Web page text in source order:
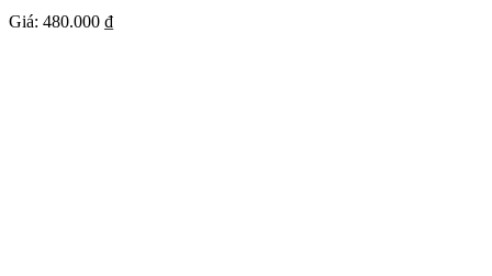
Giá: 480.000 ₫